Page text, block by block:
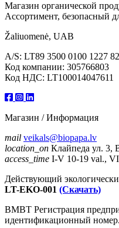
Магазин органической
Ассортимент, безопасный
Žaliuomenė, UAB
A/S: LT89 3500 0100 1227
Код компании: 305766803
Код НДС: LT100014047611
Магазин / Информация
mail veikals@biopapa.lv
location_on Клайпеда ул. 3,
access_time I-V 10-19 val.,
Действующий
LT-EKO-001 (Скачать)
ВМВТ Регистрация
идентификационный номер.